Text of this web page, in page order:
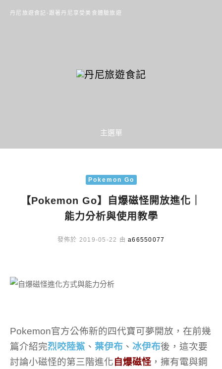
丹尼旅遊食記-跟著丹尼享受美食體驗旅遊
主選單
Pokemon Go
【Pokemon Go】自爆磁怪開放進化｜
能力分析與使用教學
發佈於 2019-05-22 由 a66550077
Pokemon官方公佈新的四代寶可夢開放，在前幾
篇介紹完烈咬陸鯊 、 葉伊布 、 冰伊布後，這次要
討論小磁怪的第三階進化自爆磁怪 ，擁有電與鋼